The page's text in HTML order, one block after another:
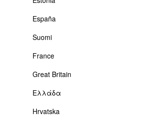
España
Suomi
France
Great Britain
Ελλάδα
Hrvatska